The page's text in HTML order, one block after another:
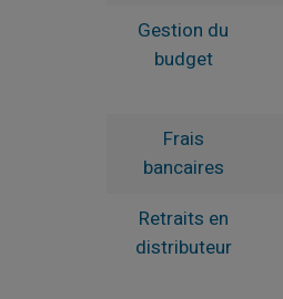
Gestion du
budget
Frais
bancaires
Retraits en
distributeur